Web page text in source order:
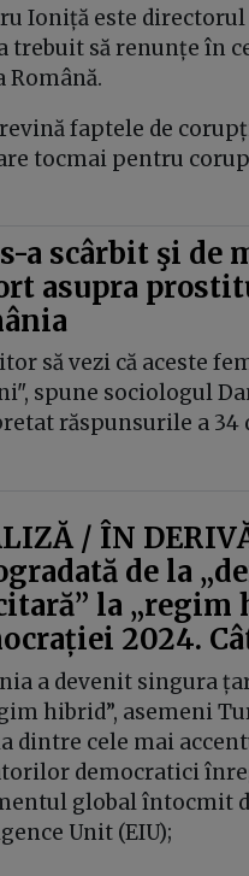
Ioniță este
trebuit să renunțe în
faptele de
tocmai pentru
a scârbit şi de
asupra
să vezi că aceste
spune sociologul
răspunsurile a 34
/ ÎN
de la
la
2024.
a devenit singura
hibrid”, asemeni
dintre cele mai
democratici
global întocmit
Unit (EIU);